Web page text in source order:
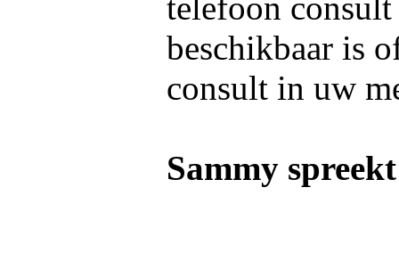
beschikbaar is
consult in uw
Sammy